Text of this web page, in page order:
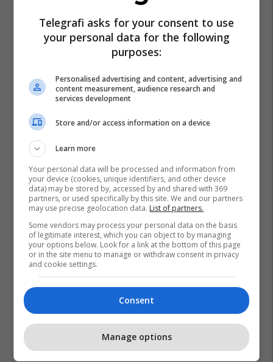
Plan B – reklamoni biznesin tuaj
aty ku është audienca shqiptare
në Zvicër
Plan B
Sigurimi i biznesit me NOVATRA
Vermögensberatung AG
"Odisea"
Albi Mall
Telegrafi asks for your consent to use
your personal data for the following
purposes:
Personalised advertising and content, advertising and
content measurement, audience research and
services development
Store and/or access information on a device
Learn more
Your personal data will be processed and information from
your device (cookies, unique identifiers, and other device
data) may be stored by, accessed by and shared with 369
partners, or used specifically by this site. We and our partners
may use precise geolocation data. List of partners.
Some vendors may process your personal data on the basis
of legitimate interest, which you can object to by managing
your options below. Look for a link at the bottom of this page
or in the site menu to manage or withdraw consent in privacy
and cookie settings.
Consent
Manage options